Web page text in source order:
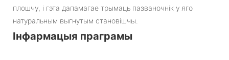
плошчу, і гэта дапамагае трымаць пазваночнік у яго
натуральным выгнутым становішчы.
Інфармацыя праграмы